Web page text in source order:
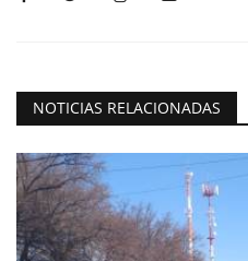
NOTICIAS RELACIONADAS